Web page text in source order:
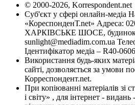
© 2000-2026, Korrespondent.net
Суб'єкт у сфері онлайн-медіа
«КореспонденТ.net» Адреса:
ХАРКІВСЬКЕ ШОСЕ, будинок
sunlight@mediadim.com.ua
Ідентифікатор медіа – R40-
Використання будь-яких
сайті, дозволяється за умови
Корреспондент.net.
При копіюванні матеріалів зі
і світу» , для інтернет -